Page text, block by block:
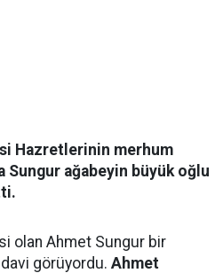
Hazretlerinin merhum
ağabeyin büyük oğlu
olan Ahmet Sungur bir
görüyordu. Ahmet